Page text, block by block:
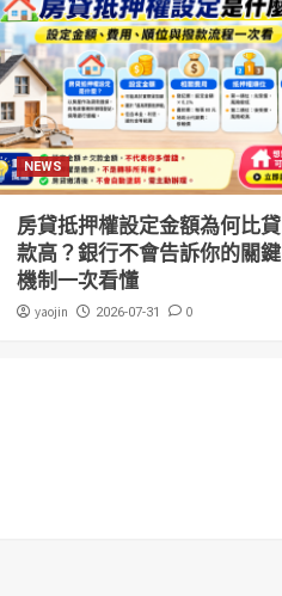
NEWS
房貸抵押權設定金額為何比貸
款高？銀行不會告訴你的關鍵
機制一次看懂
yaojin 2026-07-31 0